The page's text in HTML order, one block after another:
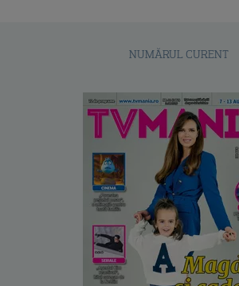
NUMĂRUL CURENT